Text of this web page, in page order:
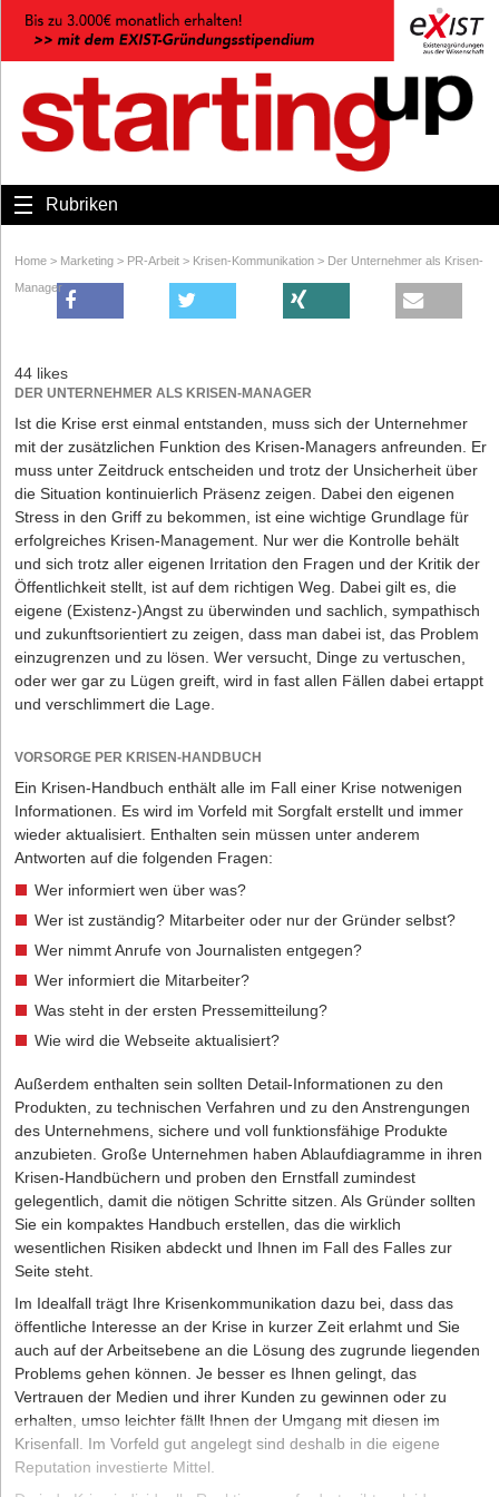
Rubriken
Home > Marketing > PR-Arbeit > Krisen-Kommunikation > Der Unternehmer als Krisen-
Manager
44 likes
DER UNTERNEHMER ALS KRISEN-MANAGER
Ist die Krise erst einmal entstanden, muss sich der Unternehmer
mit der zusätzlichen Funktion des Krisen-Managers anfreunden. Er
muss unter Zeitdruck entscheiden und trotz der Unsicherheit über
die Situation kontinuierlich Präsenz zeigen. Dabei den eigenen
Stress in den Griff zu bekommen, ist eine wichtige Grundlage für
erfolgreiches Krisen-Management. Nur wer die Kontrolle behält
und sich trotz aller eigenen Irritation den Fragen und der Kritik der
Öffentlichkeit stellt, ist auf dem richtigen Weg. Dabei gilt es, die
eigene (Existenz-)Angst zu überwinden und sachlich, sympathisch
und zukunftsorientiert zu zeigen, dass man dabei ist, das Problem
einzugrenzen und zu lösen. Wer versucht, Dinge zu vertuschen,
oder wer gar zu Lügen greift, wird in fast allen Fällen dabei ertappt
und verschlimmert die Lage.
VORSORGE PER KRISEN-HANDBUCH
Ein Krisen-Handbuch enthält alle im Fall einer Krise notwenigen
Informationen. Es wird im Vorfeld mit Sorgfalt erstellt und immer
wieder aktualisiert. Enthalten sein müssen unter anderem
Antworten auf die folgenden Fragen:
Wer informiert wen über was?
Wer ist zuständig? Mitarbeiter oder nur der Gründer selbst?
Wer nimmt Anrufe von Journalisten entgegen?
Wer informiert die Mitarbeiter?
Was steht in der ersten Pressemitteilung?
Wie wird die Webseite aktualisiert?
Außerdem enthalten sein sollten Detail-Informationen zu den
Produkten, zu technischen Verfahren und zu den Anstrengungen
des Unternehmens, sichere und voll funktionsfähige Produkte
anzubieten. Große Unternehmen haben Ablaufdiagramme in ihren
Krisen-Handbüchern und proben den Ernstfall zumindest
gelegentlich, damit die nötigen Schritte sitzen. Als Gründer sollten
Sie ein kompaktes Handbuch erstellen, das die wirklich
wesentlichen Risiken abdeckt und Ihnen im Fall des Falles zur
Seite steht.
Im Idealfall trägt Ihre Krisenkommunikation dazu bei, dass das
öffentliche Interesse an der Krise in kurzer Zeit erlahmt und Sie
auch auf der Arbeitsebene an die Lösung des zugrunde liegenden
Problems gehen können. Je besser es Ihnen gelingt, das
Vertrauen der Medien und ihrer Kunden zu gewinnen oder zu
erhalten, umso leichter fällt Ihnen der Umgang mit diesen im
Krisenfall. Im Vorfeld gut angelegt sind deshalb in die eigene
Reputation investierte Mittel.